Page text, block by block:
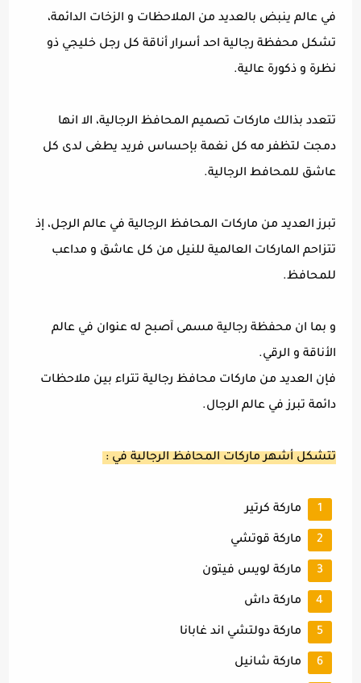
في عالم ينبض بالعديد من الملاحظات و الزخات الدائمة،
تشكل محفظة رجالية احد أسرار أناقة كل رجل خليجي ذو
نظرة و ذكورة عالية.
تتعدد بذالك ماركات تصميم المحافظ الرجالية، الا انها
دمجت لتظفر مه كل نغمة بإحساس فريد يطغى لدى كل
عاشق للمحافط الرجالية.
تبرز العديد من ماركات المحافظ الرجالية في عالم الرجل، إذ
تتزاحم الماركات العالمية للنيل من كل عاشق و مداعب
للمحافظ.
و بما ان محفظة رجالية مسمى آصبح له عنوان في عالم
الأناقة و الرقي.
فإن العديد من ماركات محافظ رجالية تتراء بين ملاحظات
دائمة تبرز في عالم الرجال.
تتشكل أشهر ماركات المحافظ الرجالية في :
ماركة كرتير
ماركة قوتشي
ماركة لويس فيتون
ماركة داش
ماركة دولتشي اند غابانا
ماركة شانيل